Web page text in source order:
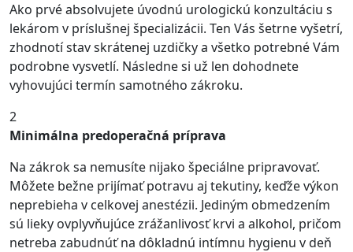
Ako prvé absolvujete úvodnú urologickú konzultáciu s
lekárom v príslušnej špecializácii. Ten Vás šetrne vyšetrí,
zhodnotí stav skrátenej uzdičky a všetko potrebné Vám
podrobne vysvetlí. Následne si už len dohodnete
vyhovujúci termín samotného zákroku.
2
Minimálna predoperačná príprava
Na zákrok sa nemusíte nijako špeciálne pripravovať.
Môžete bežne prijímať potravu aj tekutiny, keďže výkon
neprebieha v celkovej anestézii. Jediným obmedzením
sú lieky ovplyvňujúce zrážanlivosť krvi a alkohol, pričom
netreba zabudnúť na dôkladnú intímnu hygienu v deň